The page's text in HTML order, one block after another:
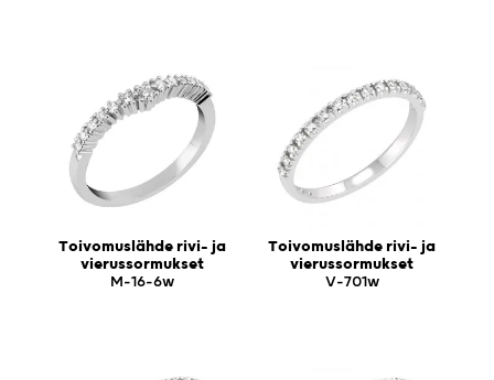
Toivomuslähde rivi- ja
vierussormukset
M-16-6w
Toivomuslähde rivi- ja
vierussormukset
V-701w